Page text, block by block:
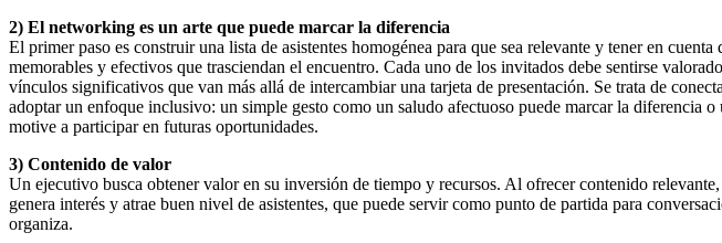
2) El networking es un arte que puede marcar la diferencia
El primer paso es construir una lista de asistentes homogénea para que sea relevante y tener en
memorables y efectivos que trasciendan el encuentro. Cada uno de los invitados debe sentirse
vínculos significativos que van más allá de intercambiar una tarjeta de presentación. Se trata de
adoptar un enfoque inclusivo: un simple gesto como un saludo afectuoso puede marcar la diferencia
motive a participar en futuras oportunidades.
3) Contenido de valor
Un ejecutivo busca obtener valor en su inversión de tiempo y recursos. Al ofrecer contenido
genera interés y atrae buen nivel de asistentes, que puede servir como punto de partida para
organiza.